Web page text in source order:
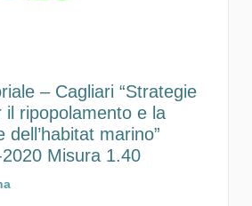
– Cagliari “Strategie
il ripopolamento e la
dell’habitat marino”
Misura 1.40